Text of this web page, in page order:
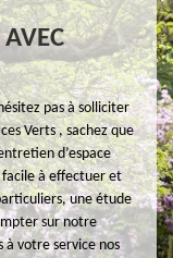
AVEC
pas à solliciter
Verts , sachez que
d’espace
facile à effectuer et
une étude
sur notre
à votre service nos